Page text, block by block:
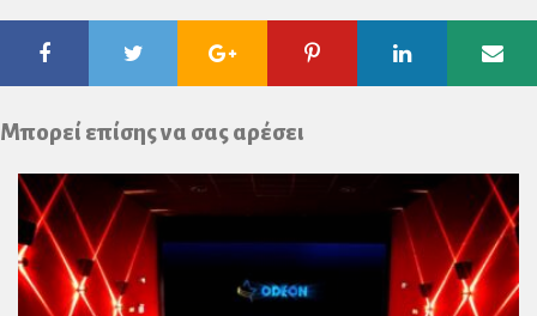
FacebookTwitter Google
Plus
Pinterest Linkedin
Μπορεί επίσης να σας αρέσει